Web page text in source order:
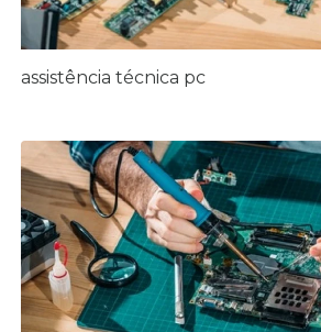
assistência técnica pc